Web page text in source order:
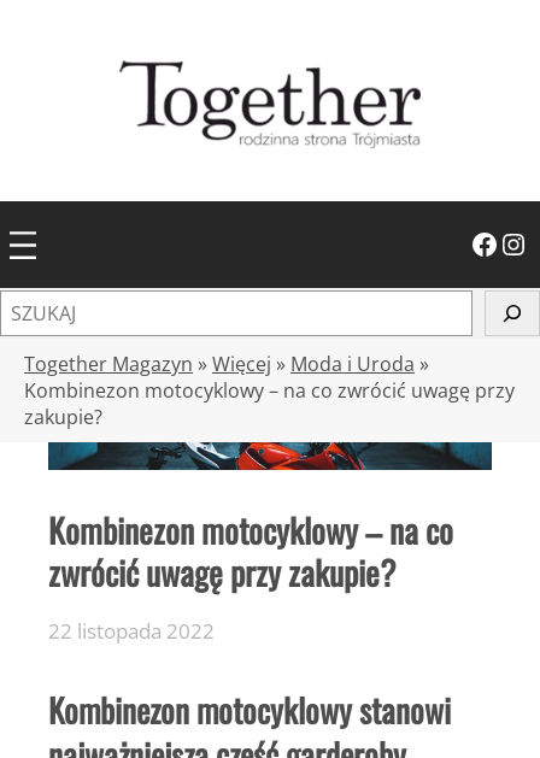
Facebook Instagram
z
Together Magazyn »Więcej » Moda i Uroda »
Kombinezon motocyklowy – na co zwrócić uwagę przy
zakupie?
Kombinezon motocyklowy – na co
zwrócić uwagę przy zakupie?
22 listopada 2022
Kombinezon motocyklowy stanowi